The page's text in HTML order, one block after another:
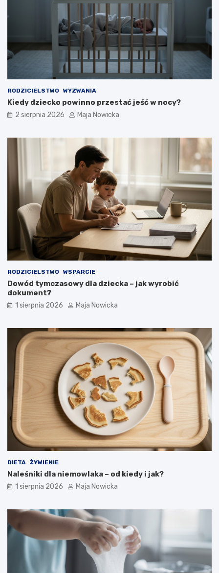
RODZICIELSTWO WYZWANIA
Kiedy dziecko powinno przestać jeść w nocy?
2 sierpnia 2026 Maja Nowicka
RODZICIELSTWO WSPARCIE
Dowód tymczasowy dla dziecka – jak wyrobić
dokument?
1 sierpnia 2026 Maja Nowicka
DIETA ŻYWIENIE
Naleśniki dla niemowlaka – od kiedy i jak?
1 sierpnia 2026 Maja Nowicka